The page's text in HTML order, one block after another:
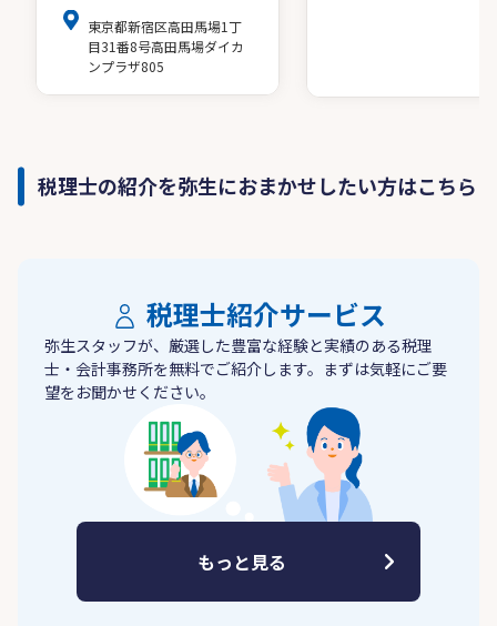
東京都新宿区高田馬場1丁
目31番8号高田馬場ダイカ
ンプラザ805
税理士の紹介を弥生におまかせしたい方はこちら
税理士紹介サービス
弥生スタッフが、厳選した豊富な経験と実績のある税理
士・会計事務所を無料でご紹介します。まずは気軽にご要
望をお聞かせください。
もっと見る